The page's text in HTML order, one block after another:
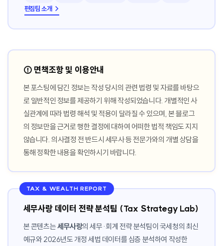
편집팀 소개 →
⚠️ 면책조항 및 이용안내
본 포스팅에 담긴 정보는 작성 당시의 관련 법령 및 자료를 바탕으
로 일반적인 정보를 제공하기 위해 작성되었습니다. 개별적인 사
실관계에 따라 법령 해석 및 적용이 달라질 수 있으며, 본 블로그
의 정보만을 근거로 행한 결정에 대하여 어떠한 법적 책임도 지지
않습니다. 의사결정 전 반드시 세무사 등 전문가와의 개별 상담을
통해 정확한 내용을 확인하시기 바랍니다.
TAX & WEALTH REPORT
세무사랑 데이터 전략 분석팀 (Tax Strategy Lab)
본 콘텐츠는세무사랑의 세무·회계 전략 분석팀이 국세청의 최신
예규와 2026년도 개정 세법 데이터를 심층 분석하여 작성한